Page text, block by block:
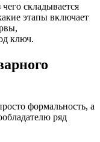
складывается
этапы включает
ключ.
формальность, а
ряд